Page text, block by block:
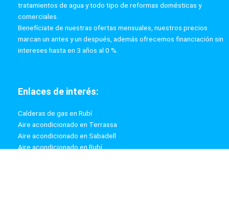
tratamientos de agua y todo tipo de reformas domésticas y
comerciales.
Benefíciate de nuestras ofertas mensuales, nuestros precios
marcan un antes y un después, además ofrecemos financiación sin
intereses hasta en 3 años al 0 %.
Enlaces de interés:
Calderas de gas en Rubí
Aire acondicionado en Terrassa
Aire acondicionado en Sabadell
Aire acondicionado en Rubí